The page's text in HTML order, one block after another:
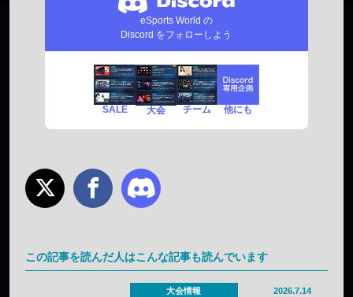
eSports World の
Discord をフォローしよう
SALE 大会 チーム 他にも
この記事を読んだ人はこんな記事も読んでいます
大会情報 2026.7.14